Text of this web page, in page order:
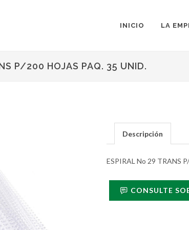
INICIO LA
P/200 HOJAS PAQ. 35 UNID.
Descripción
ESPIRAL No 29 TRANS
CONSULTE